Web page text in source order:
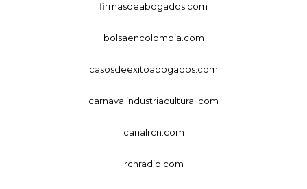
firmasdeabogados.com
bolsaencolombia.com
casosdeexitoabogados.com
carnavalindustriacultural.com
canalrcn.com
rcnradio.com